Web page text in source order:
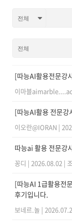
[따능AI활용전문강
이마블
[따능AI활용 전문
이오란@IORAN |
따능ai 활용 전문강
꽁디 | 2026.08.02 |
[따능AI 1급활용전
후기입니다.
보네르.놀 |